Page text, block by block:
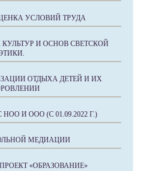
УСЛОВИЙ ТРУДА
И ОСНОВ СВЕТСКОЙ
ОТДЫХА ДЕТЕЙ И ИХ
И ООО (С 01.09.2022 Г.)
МЕДИАЦИИ
«ОБРАЗОВАНИЕ»